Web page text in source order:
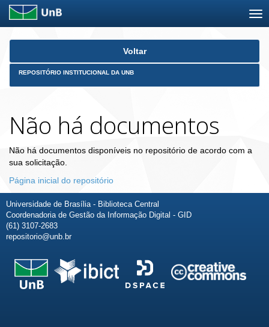
Skip
Voltar
REPOSITÓRIO INSTITUCIONAL DA UNB
Não há documentos
Não há documentos disponíveis no repositório de acordo com a
sua solicitação.
Página inicial do repositório
Universidade de Brasília - Biblioteca Central
Coordenadoria de Gestão da Informação Digital - GID
(61) 3107-2683
repositorio@unb.br